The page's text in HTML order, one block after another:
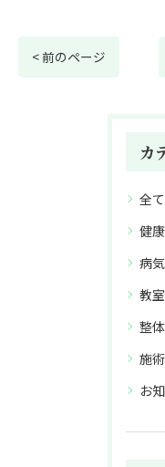
< 前のページ
カ
全
健康
病気
教室
整体
施術
お